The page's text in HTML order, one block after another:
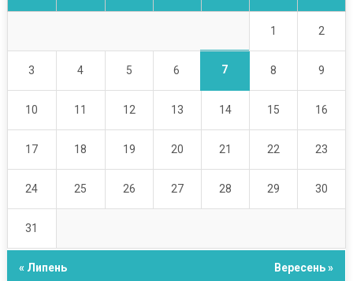
1 2
3 4 5 6 7 8 9
10 11 12 13 14 15 16
17 18 19 20 21 22 23
24 25 26 27 28 29 30
31
« Липень Вересень »